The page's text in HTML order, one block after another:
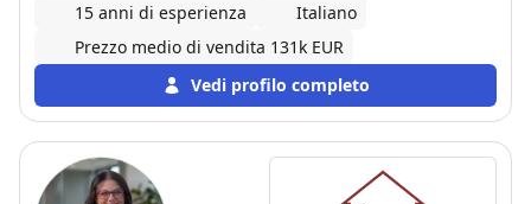
15 anni di esperienza
Italiano
Prezzo medio di vendita 131k EUR
Vedi profilo completo